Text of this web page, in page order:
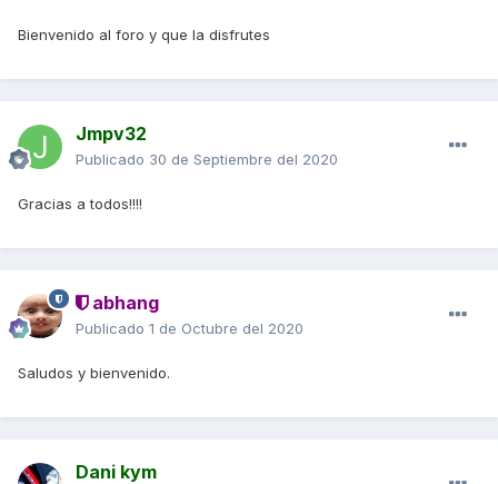
Bienvenido al foro y que la disfrutes
Jmpv32
Publicado 30 de Septiembre del 2020
Gracias a todos!!!!
abhang
Publicado 1 de Octubre del 2020
Saludos y bienvenido.
Dani kym